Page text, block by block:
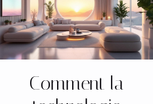
Comment la